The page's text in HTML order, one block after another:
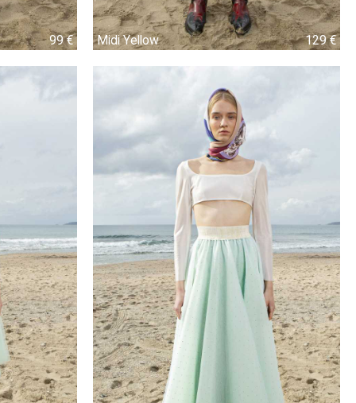
99 €
99 € Midi Yellow 129 €
129 €